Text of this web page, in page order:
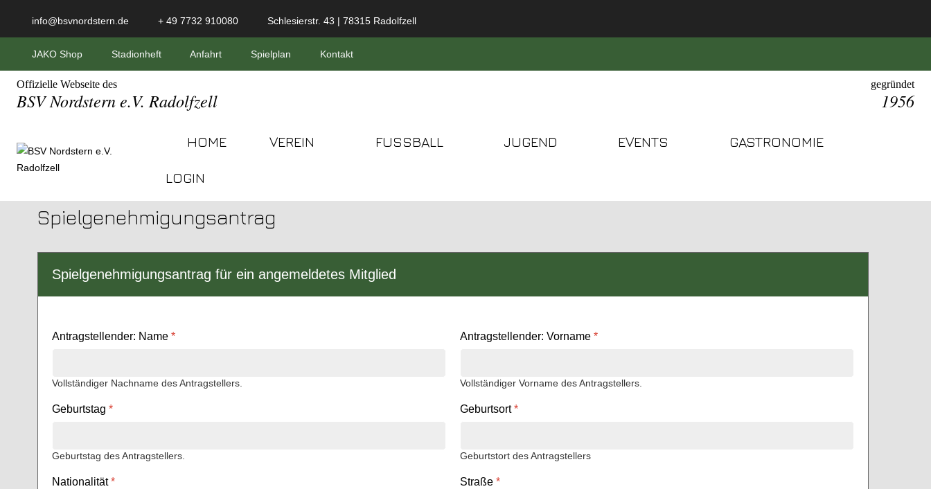
info@bsvnordstern.de + 49 7732 910080 Schlesierstr. 43 | 78315 Radolfzell
JAKO Shop Stadionheft Anfahrt Spielplan Kontakt
Offizielle Webseite des
BSV Nordstern e.V. Radolfzell
gegründet
1956
HOME VEREIN FUSSBALL JUGEND EVENTS GASTRONOMIE
LOGIN
Spielgenehmigungsantrag
Spielgenehmigungsantrag für ein angemeldetes Mitglied
Antragstellender: Name *
Vollständiger Nachname des Antragstellers.
Antragstellender: Vorname *
Vollständiger Vorname des Antragstellers.
Geburtstag *
Geburtstag des Antragstellers.
Geburtsort*
Geburtstort des Antragstellers
Nationalität* Straße *